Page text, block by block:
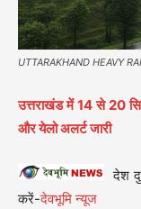
UTTARAKHAND HEAVY
उत्तराखंड में 14 से 20
और येलो अलर्ट जारी
देश
करें-देवभूमि न्यूज